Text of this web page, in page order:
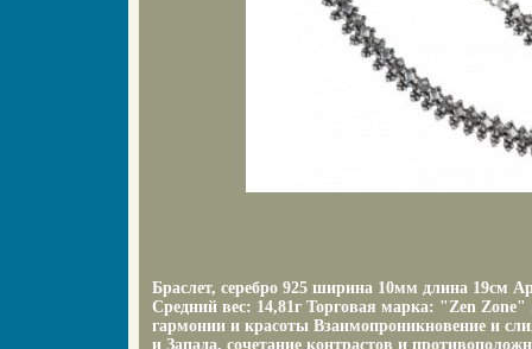
Браслет, серебро 925 ширина 10мм длина 19см
Средний вес: 14,81г Торговая марка: "Zen Zone"
гармонии и красоты Взаимопроникновение и
и Запада, сочетание контрастов и